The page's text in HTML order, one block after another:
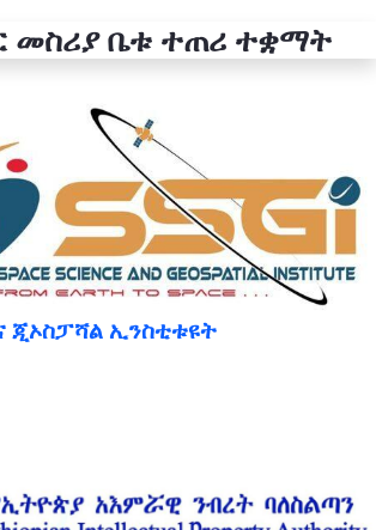
መስሪያ ቤቱ ተጠሪ ተቋማት
ጂኦስፓሻል ኢንስቲቱዩት